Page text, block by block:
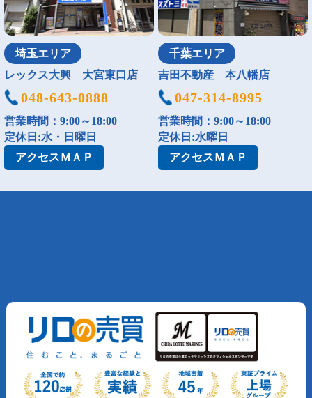
埼玉エリア
レックス大興 大宮東口店
048-643-0888
営業時間：9:00～18:00
定休日:水・日曜日
アクセスＭＡＰ
千葉エリア
吉田不動産 本八幡店
047-314-8995
営業時間：9:00～18:00
定休日:水曜日
アクセスＭＡＰ